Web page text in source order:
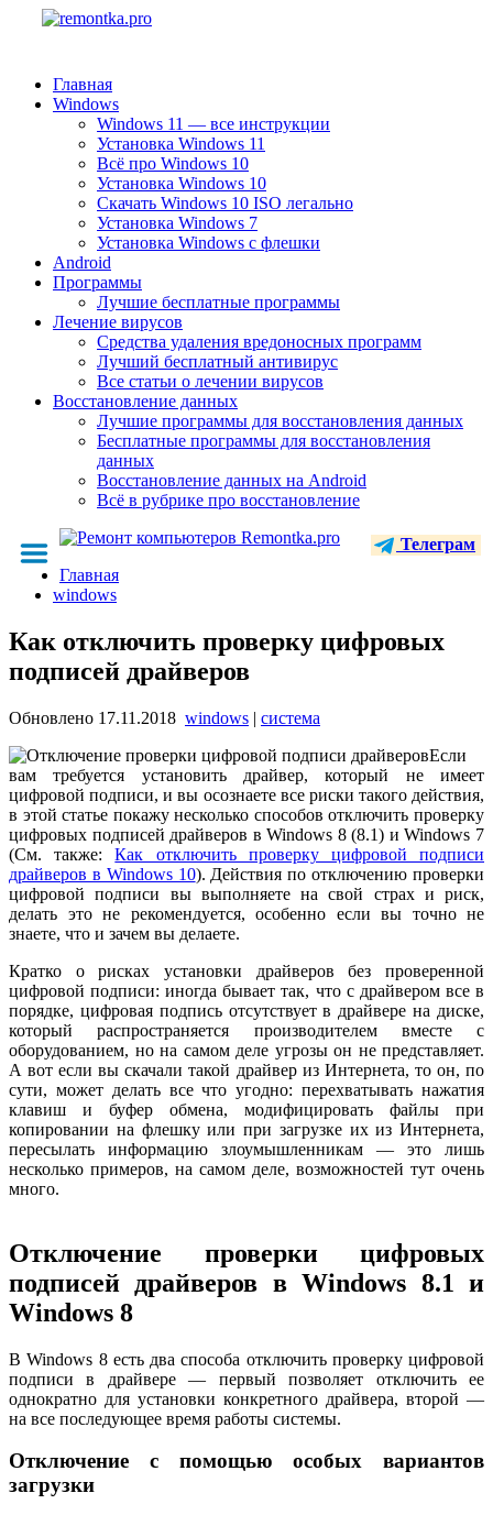
Главная
Windows
Windows 11 — все инструкции
Установка Windows 11
Всё про Windows 10
Установка Windows 10
Скачать Windows 10 ISO легально
Установка Windows 7
Установка Windows с флешки
Android
Программы
Лучшие бесплатные программы
Лечение вирусов
Средства удаления вредоносных программ
Лучший бесплатный антивирус
Все статьи о лечении вирусов
Восстановление данных
Лучшие программы для восстановления данных
Бесплатные программы для восстановления
данных
Восстановление данных на Android
Всё в рубрике про восстановление
Телеграм
Главная
windows
Как отключить проверку цифровых
подписей драйверов
Обновлено 17.11.2018 windows | система
Если
вам требуется установить драйвер, который не имеет
цифровой подписи, и вы осознаете все риски такого действия,
в этой статье покажу несколько способов отключить проверку
цифровых подписей драйверов в Windows 8 (8.1) и Windows 7
(См. также:Как отключить проверку цифровой подписи
драйверов в Windows 10). Действия по отключению проверки
цифровой подписи вы выполняете на свой страх и риск,
делать это не рекомендуется, особенно если вы точно не
знаете, что и зачем вы делаете.
Кратко о рисках установки драйверов без проверенной
цифровой подписи: иногда бывает так, что с драйвером все в
порядке, цифровая подпись отсутствует в драйвере на диске,
который распространяется производителем вместе с
оборудованием, но на самом деле угрозы он не представляет.
А вот если вы скачали такой драйвер из Интернета, то он, по
сути, может делать все что угодно: перехватывать нажатия
клавиш и буфер обмена, модифицировать файлы при
копировании на флешку или при загрузке их из Интернета,
пересылать информацию злоумышленникам — это лишь
несколько примеров, на самом деле, возможностей тут очень
много.
Отключение проверки цифровых
подписей драйверов в Windows 8.1 и
Windows 8
В Windows 8 есть два способа отключить проверку цифровой
подписи в драйвере — первый позволяет отключить ее
однократно для установки конкретного драйвера, второй —
на все последующее время работы системы.
Отключение с помощью особых вариантов
загрузки